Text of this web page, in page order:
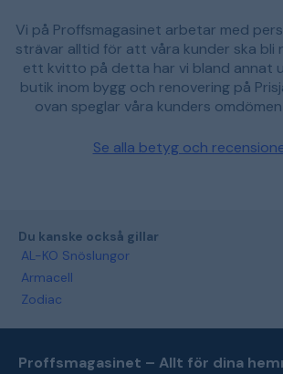
Vi på Proffsmagasinet arbetar med
strävar alltid för att våra kunder ska bli
ett kvitto på detta har vi bland annat
butik inom bygg och renovering på
ovan speglar våra kunders
Se alla betyg och
Du kanske också gillar
AL-KO Snöslungor
Armacell
Zodiac
Proffsmagasinet – Allt för dina